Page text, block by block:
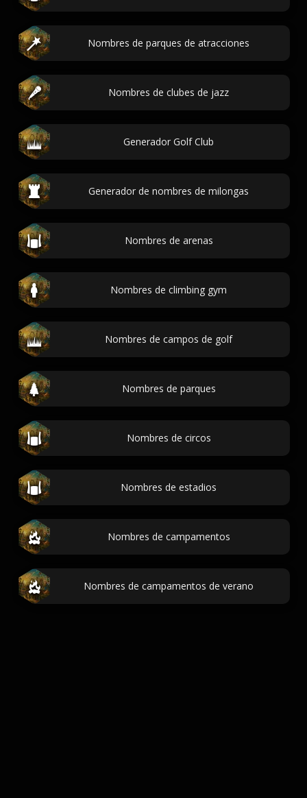
Nombres de parques de atracciones
Nombres de clubes de jazz
Generador Golf Club
Generador de nombres de milongas
Nombres de arenas
Nombres de climbing gym
Nombres de campos de golf
Nombres de parques
Nombres de circos
Nombres de estadios
Nombres de campamentos
Nombres de campamentos de verano